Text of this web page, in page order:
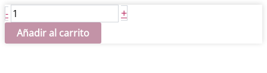
- Oscar
cantidad
+
Añadir al carrito